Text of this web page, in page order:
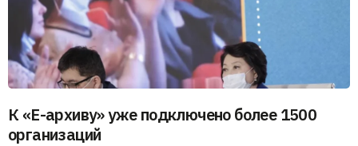
К «Е-архиву» уже подключено более 1500
организаций